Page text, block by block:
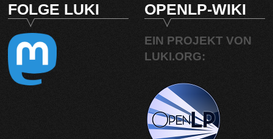
FOLGE LUKI OPENLP-WIKI
EIN PROJEKT VON
LUKI.ORG: